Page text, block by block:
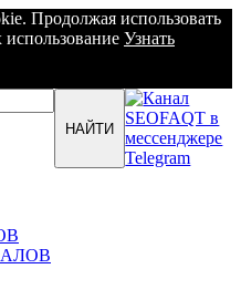
Продолжая использовать
использование Узнать